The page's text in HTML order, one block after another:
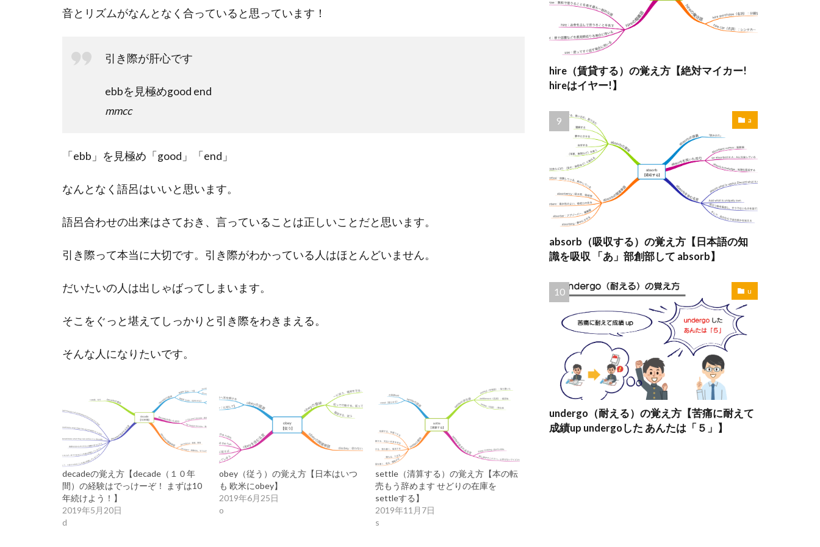
音とリズムがなんとなく合っていると思っています！
引き際が肝心です
ebbを見極めgood end
mmcc
「ebb」を見極め「good」「end」
なんとなく語呂はいいと思います。
語呂合わせの出来はさておき、言っていることは正しいことだと思います。
引き際って本当に大切です。引き際がわかっている人はほとんどいません。
だいたいの人は出しゃばってしまいます。
そこをぐっと堪えてしっかりと引き際をわきまえる。
そんな人になりたいです。
decadeの覚え方【decade（１０年
間）の経験はでっけーぞ！ まずは10
年続けよう！】
2019年5月20日
d
obey（従う）の覚え方【日本はいつ
も 欧米にobey】
2019年6月25日
o
settle（清算する）の覚え方【本の転
売もう辞めます せどりの在庫を
settleする】
2019年11月7日
s
hire（賃貸する）の覚え方【絶対マイカー!
hireはイヤー!】
a
absorb（吸収する）の覚え方【日本語の知
識を吸収 「あ」部創部して absorb】
u
undergo（耐える）の覚え方【苦痛に耐えて
成績up undergoした あんたは「５」】